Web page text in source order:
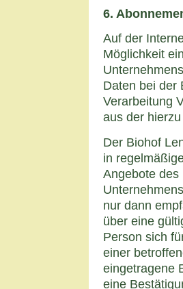
6.
Auf der
Möglichkeit
Daten bei der
Verarbeitung
aus der
Der Biohof
in
Angebote des
nur dann
über eine
Person sich
einer
eingetragene
eine